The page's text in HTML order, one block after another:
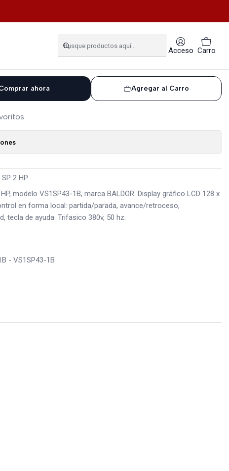
Acceso Carro
SERIE SP 2 HP
FRECUENCIA SERIE
Agregar al Carro
ahora
SP 2 HP
modelo VS1SP43-1B, marca BALDOR. Display gráfico LCD 128 x
en forma local: partida/parada, avance/retroceso,
tecla de ayuda. Trifasico 380v, 50 hz.
- VS1SP43-1B